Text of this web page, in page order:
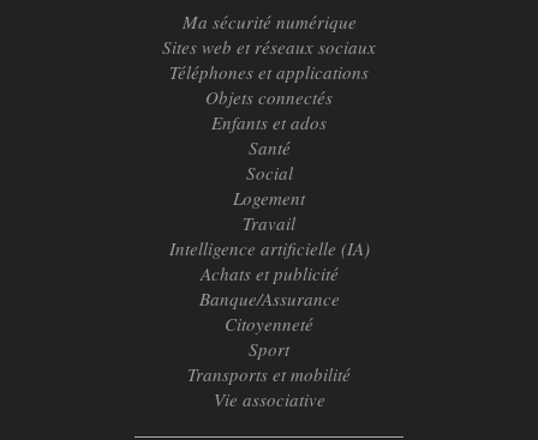
Ma sécurité numérique
Sites web et réseaux sociaux
Téléphones et applications
Objets connectés
Enfants et ados
Santé
Social
Logement
Travail
Intelligence artificielle (IA)
Achats et publicité
Banque/Assurance
Citoyenneté
Sport
Transports et mobilité
Vie associative